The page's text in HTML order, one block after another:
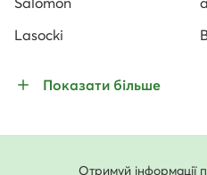
Lasocki
Показати більше
Отримуй інформації